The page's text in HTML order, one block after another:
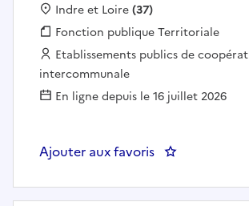
Localisation :
Indre et Loire(37)
Fonction publique :
Fonction publique Territoriale
Employeur :
Etablissements publics de
intercommunale
En ligne depuis le 16 juillet 2026
Ajouter aux favoris : chef du